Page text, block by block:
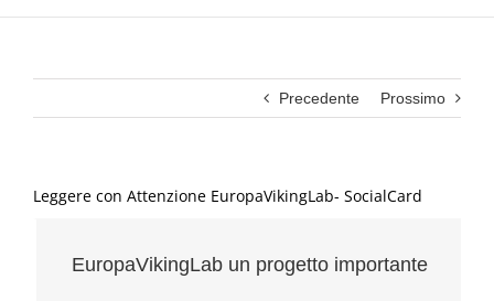
Precedente Prossimo
Leggere con Attenzione EuropaVikingLab- SocialCard
EuropaVikingLab un progetto importante